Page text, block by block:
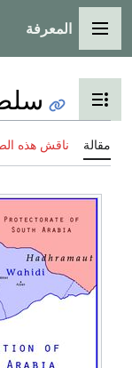
القائمة الرئيسية
المعرفة
تبديل عرض جدول
مقالة ناقش هذه